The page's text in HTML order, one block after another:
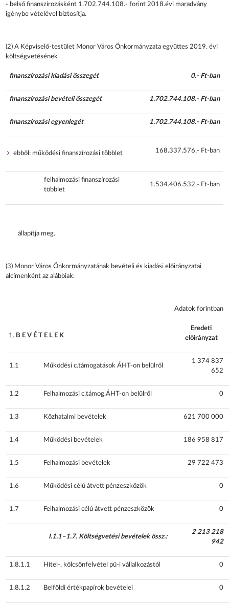
- belső finanszírozásként 1.702.744.108.- forint 2018.évi maradvány
igénybe vételével biztosítja.
(2) A Képviselő-testület Monor Város Önkormányzata együttes 2019. évi
költségvetésének
finanszírozási kiadási összegét 0.- Ft-ban
finanszírozási bevételi összegét 1.702.744.108.- Ft-ban
finanszírozási egyenlegét 1.702.744.108.- Ft-ban
ebből: működési finanszírozási többlet 168.337.576.- Ft-ban
felhalmozási finanszírozási
többlet
1.534.406.532.- Ft-ban
állapítja meg.
(3) Monor Város Önkormányzatának bevételi és kiadási előirányzatai
alcímenként az alábbiak:
Adatok forintban
B E V É T E L E K
Eredeti
előirányzat
1.1 Működési c.támogatások ÁHT-on belülről
1 374 837
652
1.2 Felhalmozási c.támog.ÁHT-on belülről 0
1.3 Közhatalmi bevételek 621 700 000
1.4 Működési bevételek 186 958 817
1.5 Felhalmozási bevételek 29 722 473
1.6 Működési célú átvett pénzeszközök 0
1.7 Felhalmozási célú átvett pénzeszközök 0
I.1.1–1.7. Költségvetési bevételek össz.:
2 213 218
942
1.8.1.1 Hitel-, kölcsönfelvétel pü-i vállalkozástól 0
1.8.1.2 Belföldi értékpapírok bevételei 0